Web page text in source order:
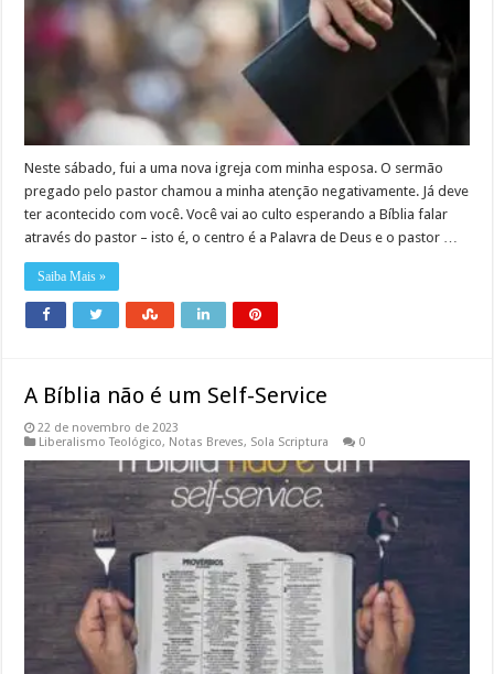
Neste sábado, fui a uma nova igreja com minha esposa. O sermão
pregado pelo pastor chamou a minha atenção negativamente. Já deve
ter acontecido com você. Você vai ao culto esperando a Bíblia falar
através do pastor – isto é, o centro é a Palavra de Deus e o pastor …
Saiba Mais »
A Bíblia não é um Self-Service
22 de novembro de 2023
Liberalismo Teológico, Notas Breves, Sola Scriptura 0